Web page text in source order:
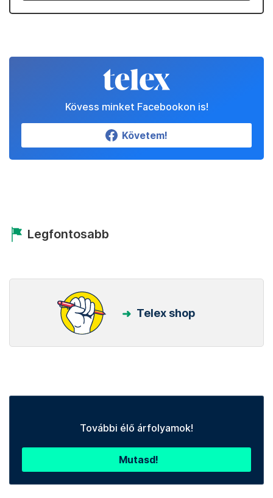
Kövess minket Facebookon is!
Követem!
Legfontosabb
Telex shop
További élő árfolyamok!
Mutasd!